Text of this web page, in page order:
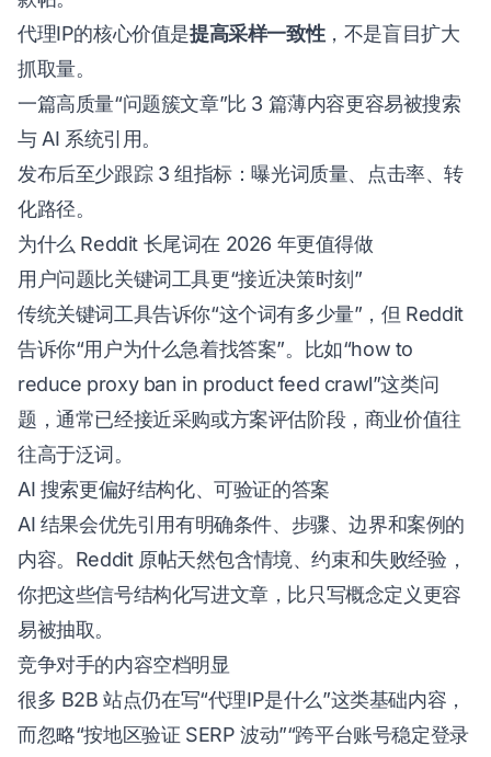
代理IP的核心价值是提高采样一致性，不是盲目扩大
抓取量。
一篇高质量“问题簇文章”比 3 篇薄内容更容易被搜索
与 AI 系统引用。
发布后至少跟踪 3 组指标：曝光词质量、点击率、转
化路径。
为什么 Reddit 长尾词在 2026 年更值得做
用户问题比关键词工具更“接近决策时刻”
传统关键词工具告诉你“这个词有多少量”，但 Reddit
告诉你“用户为什么急着找答案”。比如“how to
reduce proxy ban in product feed crawl”这类问
题，通常已经接近采购或方案评估阶段，商业价值往
往高于泛词。
AI 搜索更偏好结构化、可验证的答案
AI 结果会优先引用有明确条件、步骤、边界和案例的
内容。Reddit 原帖天然包含情境、约束和失败经验，
你把这些信号结构化写进文章，比只写概念定义更容
易被抽取。
竞争对手的内容空档明显
很多 B2B 站点仍在写“代理IP是什么”这类基础内容，
而忽略“按地区验证 SERP 波动”“跨平台账号稳定登录